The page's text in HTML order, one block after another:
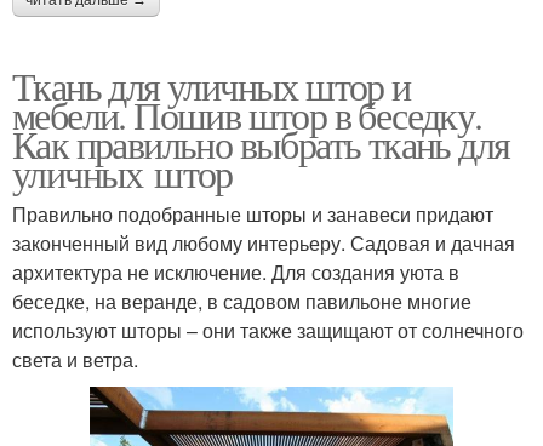
Ткань для уличных штор и
мебели. Пошив штор в беседку.
Как правильно выбрать ткань для
уличных штор
Правильно подобранные шторы и занавеси придают
законченный вид любому интерьеру. Садовая и дачная
архитектура не исключение. Для создания уюта в
беседке, на веранде, в садовом павильоне многие
используют шторы – они также защищают от солнечного
света и ветра.